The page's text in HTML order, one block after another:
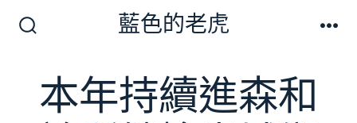
換
開
藍色的老虎
本年持續進森和